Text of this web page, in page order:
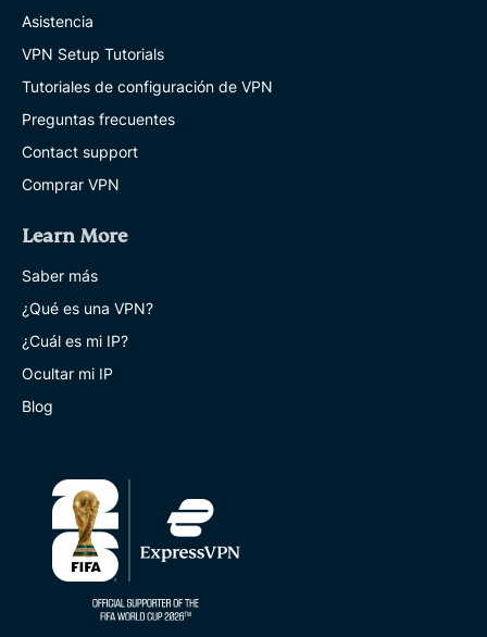
Asistencia
VPN Setup Tutorials
Tutoriales de configuración de VPN
Preguntas frecuentes
Contact support
Comprar VPN
Learn More
Saber más
¿Qué es una VPN?
¿Cuál es mi IP?
Ocultar mi IP
Blog